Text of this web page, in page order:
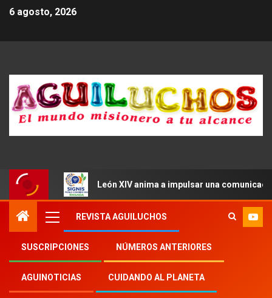
6 agosto, 2026
León XIV anima a impulsar una
REVISTA AGUILUCHOS
SUSCRIPCIONES NÚMEROS ANTERIORES
AGUINOTICIAS CUIDANDO AL PLANETA
Inicio 2023
17
La misión en la aldea de los pigmeos